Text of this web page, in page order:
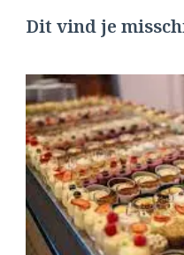
Dit vind je